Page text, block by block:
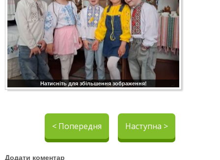
Натисніть для збільшення зображення!
< Попередня Наступна >
Додати коментар